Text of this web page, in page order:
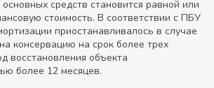
средств становится равной или
стоимость. В соответствии с ПБУ
приостанавливалось в случае
консервацию на срок более трех
восстановления объекта
более 12 месяцев.